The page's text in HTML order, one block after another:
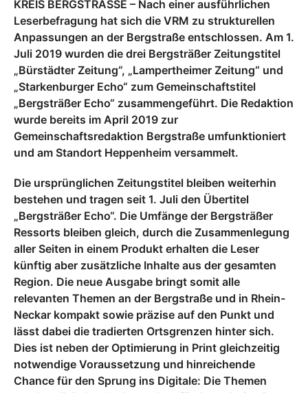
KREIS BERGSTRASSE – Nach einer ausführlichen
Leserbefragung hat sich die VRM zu strukturellen
Anpassungen an der Bergstraße entschlossen. Am 1.
Juli 2019 wurden die drei Bergsträßer Zeitungstitel
„Bürstädter Zeitung“, „Lampertheimer Zeitung“ und
„Starkenburger Echo“ zum Gemeinschaftstitel
„Bergsträßer Echo“ zusammengeführt. Die Redaktion
wurde bereits im April 2019 zur
Gemeinschaftsredaktion Bergstraße umfunktioniert
und am Standort Heppenheim versammelt.
Die ursprünglichen Zeitungstitel bleiben weiterhin
bestehen und tragen seit 1. Juli den Übertitel
„Bergsträßer Echo“. Die Umfänge der Bergsträßer
Ressorts bleiben gleich, durch die Zusammenlegung
aller Seiten in einem Produkt erhalten die Leser
künftig aber zusätzliche Inhalte aus der gesamten
Region. Die neue Ausgabe bringt somit alle
relevanten Themen an der Bergstraße und in Rhein-
Neckar kompakt sowie präzise auf den Punkt und
lässt dabei die tradierten Ortsgrenzen hinter sich.
Dies ist neben der Optimierung in Print gleichzeitig
notwendige Voraussetzung und hinreichende
Chance für den Sprung ins Digitale: Die Themen